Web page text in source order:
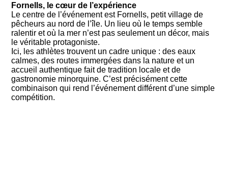
Fornells, le cœur de l’expérience
Le centre de l’événement est Fornells, petit village de
pêcheurs au nord de l’île. Un lieu où le temps semble
ralentir et où la mer n’est pas seulement un décor, mais
le véritable protagoniste.
Ici, les athlètes trouvent un cadre unique : des eaux
calmes, des routes immergées dans la nature et un
accueil authentique fait de tradition locale et de
gastronomie minorquine. C’est précisément cette
combinaison qui rend l’événement différent d’une simple
compétition.